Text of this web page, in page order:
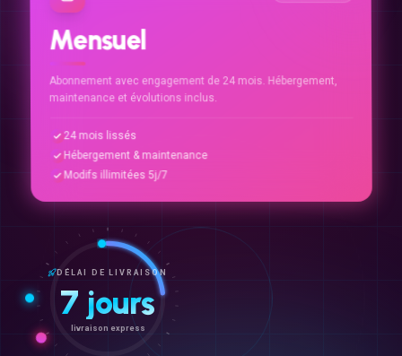
Mensuel
Abonnement avec engagement de 24 mois. Hébergement,
maintenance et évolutions inclus.
24 mois lissés
Hébergement & maintenance
Modifs illimitées 5j/7
DÉLAI DE LIVRAISON
7 jours
livraison express